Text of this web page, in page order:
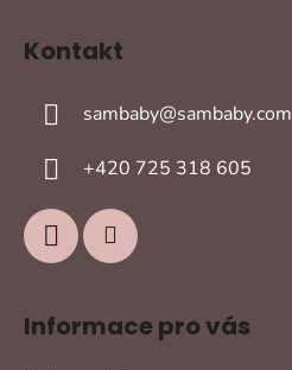
Kontakt
sambaby@sambaby.com
+420 725 318 605
Informace pro vás